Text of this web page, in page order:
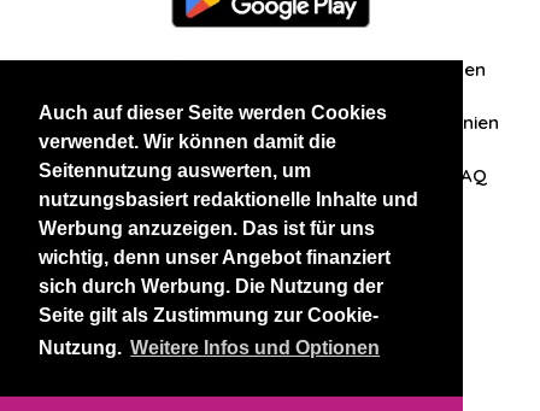
Auch auf dieser Seite werden Cookies
verwendet. Wir können damit die
Seitennutzung auswerten, um
nutzungsbasiert redaktionelle Inhalte und
Werbung anzuzeigen. Das ist für uns
wichtig, denn unser Angebot finanziert
sich durch Werbung. Die Nutzung der
Seite gilt als Zustimmung zur Cookie-
Nutzung. Weitere Infos und Optionen
Zuschriften/Erfahrungen
Datenschutzerklärung AGB Datenschutzrichtlinien
Nehmen Sie Kontakt mit uns auf FAQ
Unsere anderen Websites
BlackAndBeauties RussianKisses